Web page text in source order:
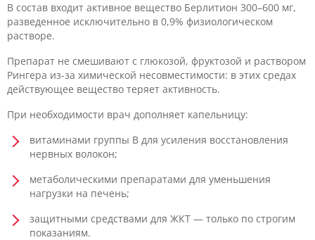
В состав входит активное вещество Берлитион 300–600 мг,
разведенное исключительно в 0,9% физиологическом
растворе.
Препарат не смешивают с глюкозой, фруктозой и раствором
Рингера из-за химической несовместимости: в этих средах
действующее вещество теряет активность.
При необходимости врач дополняет капельницу:
витаминами группы B для усиления восстановления
нервных волокон;
метаболическими препаратами для уменьшения
нагрузки на печень;
защитными средствами для ЖКТ — только по строгим
показаниям.